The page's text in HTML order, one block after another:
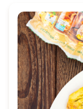
genauso lecker